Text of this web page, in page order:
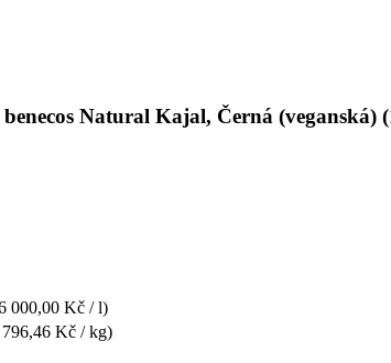
Natural Kajal, Černá (veganská)
000,00 Kč / l)
Kč / kg)